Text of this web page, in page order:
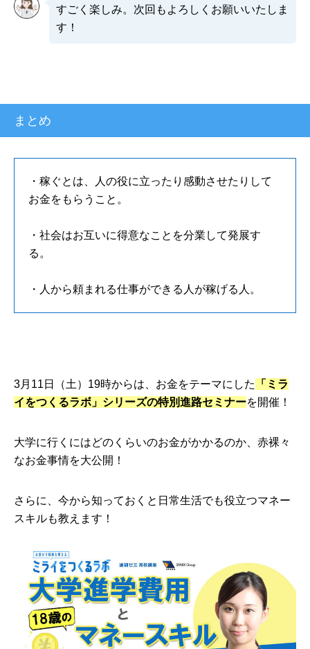
すごく楽しみ。次回もよろしくお願いいたしま
す！
まとめ
・稼ぐとは、人の役に立ったり感動させたりして
お金をもらうこと。
・社会はお互いに得意なことを分業して発展す
る。
・人から頼まれる仕事ができる人が稼げる人。
3月11日（土）19時からは、お金をテーマにした
「ミラ
イをつくるラボ」シリーズの特別進路セミナーを開催！
大学に行くにはどのくらいのお金がかかるのか、赤裸々
なお金事情を大公開！
さらに、今から知っておくと日常生活でも役立つマネー
スキルも教えます！